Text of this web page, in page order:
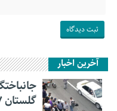
آخرین اخبار
گلستان ۱۷ درصد کاهش یافت